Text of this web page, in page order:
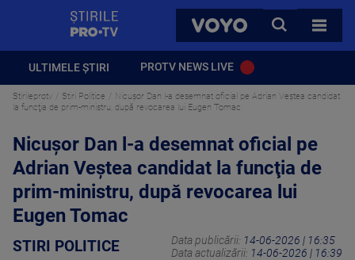
VOYO
CAUTA
TOATE
ULTIMELE ȘTIRI PROTV NEWS LIVE
Stirileprotv Stiri Politice
Nicuşor Dan l-a desemnat oficial pe Adrian Veştea candidat
la funcţia de prim-ministru, după revocarea lui Eugen Tomac
Nicuşor Dan l-a desemnat oficial pe
Adrian Veştea candidat la funcţia de
prim-ministru, după revocarea lui
Eugen Tomac
STIRI POLITICE Data publicării: 14-06-2026 | 16:35
Data actualizării: 14-06-2026 | 16:39